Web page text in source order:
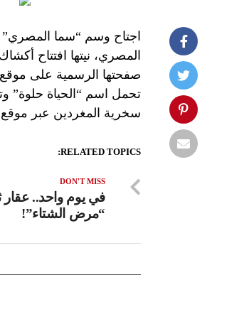
اجتاح وسم “سما المصري”
المصري، نيتها افتتاح
صفحتها الرسمية على موقع
تحمل اسم “الحياة حلوة”
سخرية المغردين عبر موقع
RELATED TOPICS:
DON'T MISS
في يوم واحد..
“مرض الشتاء”!